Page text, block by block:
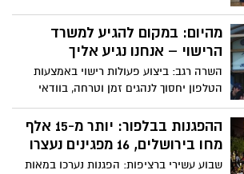
ירושלים – להביא את החינוך הטוב ביותר,
במוסדות החינוך הטובים ביותר, עבור תושבי
העיר"
מהיום: במקום להגיע למשרד
הרישוי – אנחנו נגיע אליך
השרה רגב: ביצוע פעולות רישוי באמצעות
הטלפון יחסוך לנהגים זמן וטרחה, בוודאי
בזמן שהציבור נדרש לשמור בקפדנות על כללי
הריחוק החברתי
ההפגנות בבלפור: יותר מ-15 אלף
מחו בירושלים, 16 מפגינים נעצרו
שבוע עשירי ברציפות: הפגנות נערכו במאות